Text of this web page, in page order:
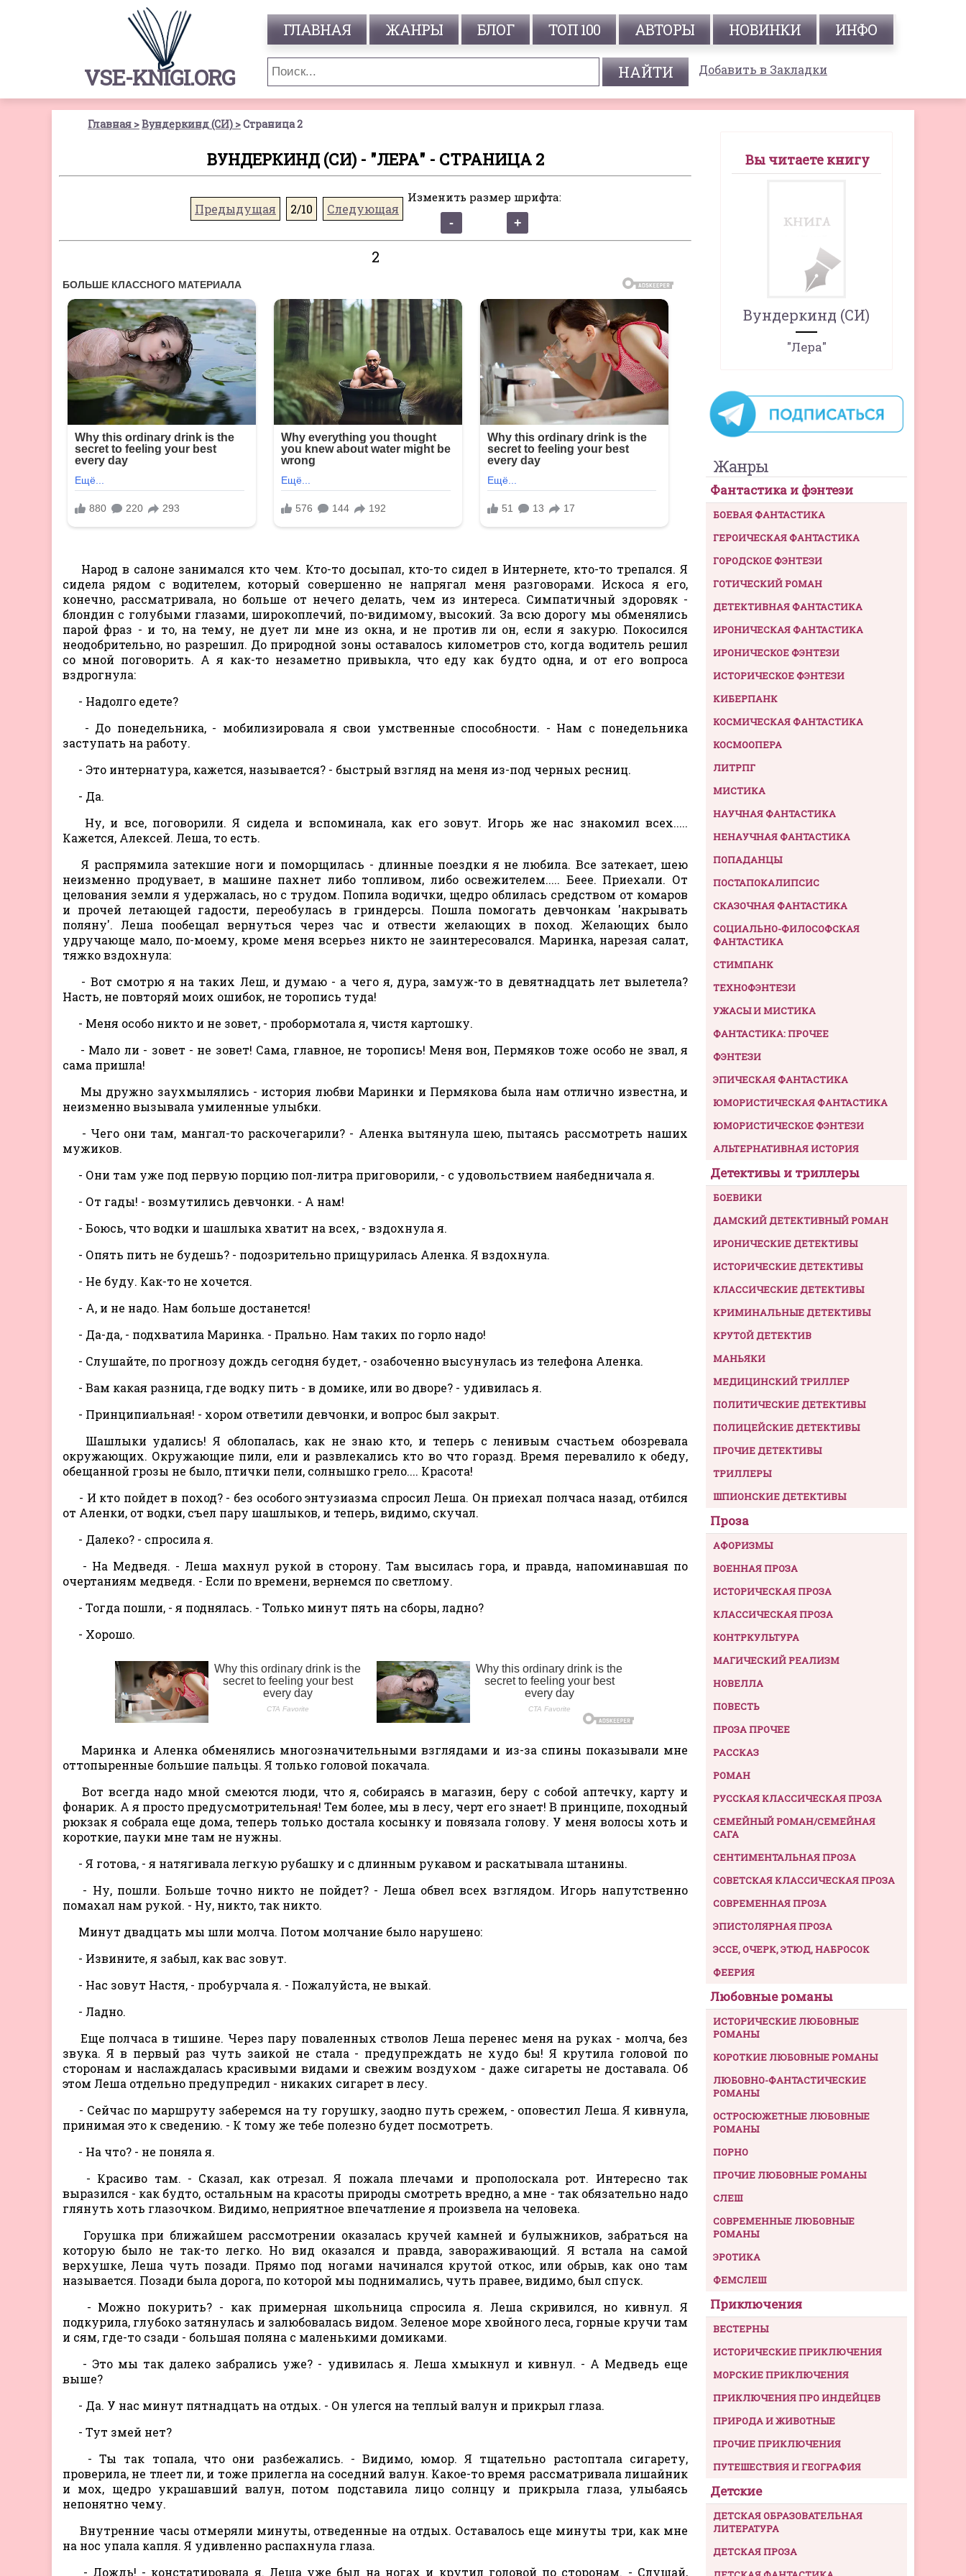
VSE-KNIGI.ORG
ГЛАВНАЯ ЖАНРЫ БЛОГ ТОП 100 АВТОРЫ НОВИНКИ ИНФО
Добавить в Закладки
Главная Вундеркинд (СИ) Страница 2
ВУНДЕРКИНД (СИ) - "ЛЕРА" - СТРАНИЦА 2
Предыдущая 2/10 Следующая
Изменить размер шрифта:
2
Народ в салоне занимался кто чем. Кто-то досыпал, кто-то сидел в Интернете, кто-то трепался. Я
сидела рядом с водителем, который совершенно не напрягал меня разговорами. Искоса я его,
конечно, рассматривала, но больше от нечего делать, чем из интереса. Симпатичный здоровяк -
блондин с голубыми глазами, широкоплечий, по-видимому, высокий. За всю дорогу мы обменялись
парой фраз - и то, на тему, не дует ли мне из окна, и не против ли он, если я закурю. Покосился
неодобрительно, но разрешил. До природной зоны оставалось километров сто, когда водитель решил
со мной поговорить. А я как-то незаметно привыкла, что еду как будто одна, и от его вопроса
вздрогнула:
- Надолго едете?
- До понедельника, - мобилизировала я свои умственные способности. - Нам с понедельника
заступать на работу.
- Это интернатура, кажется, называется? - быстрый взгляд на меня из-под черных ресниц.
- Да.
Ну, и все, поговорили. Я сидела и вспоминала, как его зовут. Игорь же нас знакомил всех.....
Кажется, Алексей. Леша, то есть.
Я распрямила затекшие ноги и поморщилась - длинные поездки я не любила. Все затекает, шею
неизменно продувает, в машине пахнет либо топливом, либо освежителем..... Беее. Приехали. От
целования земли я удержалась, но с трудом. Попила водички, щедро облилась средством от комаров
и прочей летающей гадости, переобулась в гриндерсы. Пошла помогать девчонкам 'накрывать
поляну'. Леша пообещал вернуться через час и отвести желающих в поход. Желающих было
удручающе мало, по-моему, кроме меня всерьез никто не заинтересовался. Маринка, нарезая салат,
тяжко вздохнула:
- Вот смотрю я на таких Леш, и думаю - а чего я, дура, замуж-то в девятнадцать лет вылетела?
Насть, не повторяй моих ошибок, не торопись туда!
- Меня особо никто и не зовет, - пробормотала я, чистя картошку.
- Мало ли - зовет - не зовет! Сама, главное, не торопись! Меня вон, Пермяков тоже особо не звал, я
сама пришла!
Мы дружно заухмылялись - история любви Маринки и Пермякова была нам отлично известна, и
неизменно вызывала умиленные улыбки.
- Чего они там, мангал-то раскочегарили? - Аленка вытянула шею, пытаясь рассмотреть наших
мужиков.
- Они там уже под первую порцию пол-литра приговорили, - с удовольствием наябедничала я.
- От гады! - возмутились девчонки. - А нам!
- Боюсь, что водки и шашлыка хватит на всех, - вздохнула я.
- Опять пить не будешь? - подозрительно прищурилась Аленка. Я вздохнула.
- Не буду. Как-то не хочется.
- А, и не надо. Нам больше достанется!
- Да-да, - подхватила Маринка. - Прально. Нам таких по горло надо!
- Слушайте, по прогнозу дождь сегодня будет, - озабоченно высунулась из телефона Аленка.
- Вам какая разница, где водку пить - в домике, или во дворе? - удивилась я.
- Принципиальная! - хором ответили девчонки, и вопрос был закрыт.
Шашлыки удались! Я облопалась, как не знаю кто, и теперь с ленивым счастьем обозревала
окружающих. Окружающие пили, ели и развлекались кто во что горазд. Время перевалило к обеду,
обещанной грозы не было, птички пели, солнышко грело.... Красота!
- И кто пойдет в поход? - без особого энтузиазма спросил Леша. Он приехал полчаса назад, отбился
от Аленки, от водки, съел пару шашлыков, и теперь, видимо, скучал.
- Далеко? - спросила я.
- На Медведя. - Леша махнул рукой в сторону. Там высилась гора, и правда, напоминавшая по
очертаниям медведя. - Если по времени, вернемся по светлому.
- Тогда пошли, - я поднялась. - Только минут пять на сборы, ладно?
- Хорошо.
Маринка и Аленка обменялись многозначительными взглядами и из-за спины показывали мне
оттопыренные большие пальцы. Я только головой покачала.
Вот всегда надо мной смеются люди, что я, собираясь в магазин, беру с собой аптечку, карту и
фонарик. А я просто предусмотрительная! Тем более, мы в лесу, черт его знает! В принципе, походный
рюкзак я собрала еще дома, теперь только достала косынку и повязала голову. У меня волосы хоть и
короткие, пауки мне там не нужны.
- Я готова, - я натягивала легкую рубашку и с длинным рукавом и раскатывала штанины.
- Ну, пошли. Больше точно никто не пойдет? - Леша обвел всех взглядом. Игорь напутственно
помахал нам рукой. - Ну, никто, так никто.
Минут двадцать мы шли молча. Потом молчание было нарушено:
- Извините, я забыл, как вас зовут.
- Нас зовут Настя, - пробурчала я. - Пожалуйста, не выкай.
- Ладно.
Еще полчаса в тишине. Через пару поваленных стволов Леша перенес меня на руках - молча, без
звука. Я в первый раз чуть заикой не стала - предупреждать не худо бы! Я крутила головой по
сторонам и наслаждалась красивыми видами и свежим воздухом - даже сигареты не доставала. Об
этом Леша отдельно предупредил - никаких сигарет в лесу.
- Сейчас по маршруту заберемся на ту горушку, заодно путь срежем, - оповестил Леша. Я кивнула,
принимая это к сведению. - К тому же тебе полезно будет посмотреть.
- На что? - не поняла я.
- Красиво там. - Сказал, как отрезал. Я пожала плечами и прополоскала рот. Интересно так
выразился - как будто, остальным на красоты природы смотреть вредно, а мне - так обязательно надо
глянуть хоть глазочком. Видимо, неприятное впечатление я произвела на человека.
Горушка при ближайшем рассмотрении оказалась кручей камней и булыжников, забраться на
которую было не так-то легко. Но вид оказался и правда, завораживающий. Я встала на самой
верхушке, Леша чуть позади. Прямо под ногами начинался крутой откос, или обрыв, как оно там
называется. Позади была дорога, по которой мы поднимались, чуть правее, видимо, был спуск.
- Можно покурить? - как примерная школьница спросила я. Леша скривился, но кивнул. Я
подкурила, глубоко затянулась и залюбовалась видом. Зеленое море хвойного леса, горные кручи там
и сям, где-то сзади - большая поляна с маленькими домиками.
- Это мы так далеко забрались уже? - удивилась я. Леша хмыкнул и кивнул. - А Медведь еще
выше?
- Да. У нас минут пятнадцать на отдых. - Он улегся на теплый валун и прикрыл глаза.
- Тут змей нет?
- Ты так топала, что они разбежались. - Видимо, юмор. Я тщательно растоптала сигарету,
проверила, не тлеет ли, и тоже прилегла на соседний валун. Какое-то время рассматривала лишайник
и мох, щедро украшавший валун, потом подставила лицо солнцу и прикрыла глаза, улыбаясь
непонятно чему.
Внутренние часы отмеряли минуты, отведенные на отдых. Оставалось еще минуты три, как мне
на нос упала капля. Я удивленно распахнула глаза.
- Дождь! - констатировала я. Леша уже был на ногах и крутил головой по сторонам. - Слушай,
Вы читаете книгу
Вундеркинд (СИ)
"Лера"
Жанры
Фантастика и фэнтези
БОЕВАЯ ФАНТАСТИКА
ГЕРОИЧЕСКАЯ ФАНТАСТИКА
ГОРОДСКОЕ ФЭНТЕЗИ
ГОТИЧЕСКИЙ РОМАН
ДЕТЕКТИВНАЯ ФАНТАСТИКА
ИРОНИЧЕСКАЯ ФАНТАСТИКА
ИРОНИЧЕСКОЕ ФЭНТЕЗИ
ИСТОРИЧЕСКОЕ ФЭНТЕЗИ
КИБЕРПАНК
КОСМИЧЕСКАЯ ФАНТАСТИКА
КОСМООПЕРА
ЛИТРПГ
МИСТИКА
НАУЧНАЯ ФАНТАСТИКА
НЕНАУЧНАЯ ФАНТАСТИКА
ПОПАДАНЦЫ
ПОСТАПОКАЛИПСИС
СКАЗОЧНАЯ ФАНТАСТИКА
СОЦИАЛЬНО-ФИЛОСОФСКАЯ
ФАНТАСТИКА
СТИМПАНК
ТЕХНОФЭНТЕЗИ
УЖАСЫ И МИСТИКА
ФАНТАСТИКА: ПРОЧЕЕ
ФЭНТЕЗИ
ЭПИЧЕСКАЯ ФАНТАСТИКА
ЮМОРИСТИЧЕСКАЯ ФАНТАСТИКА
ЮМОРИСТИЧЕСКОЕ ФЭНТЕЗИ
АЛЬТЕРНАТИВНАЯ ИСТОРИЯ
Детективы и триллеры
БОЕВИКИ
ДАМСКИЙ ДЕТЕКТИВНЫЙ РОМАН
ИРОНИЧЕСКИЕ ДЕТЕКТИВЫ
ИСТОРИЧЕСКИЕ ДЕТЕКТИВЫ
КЛАССИЧЕСКИЕ ДЕТЕКТИВЫ
КРИМИНАЛЬНЫЕ ДЕТЕКТИВЫ
КРУТОЙ ДЕТЕКТИВ
МАНЬЯКИ
МЕДИЦИНСКИЙ ТРИЛЛЕР
ПОЛИТИЧЕСКИЕ ДЕТЕКТИВЫ
ПОЛИЦЕЙСКИЕ ДЕТЕКТИВЫ
ПРОЧИЕ ДЕТЕКТИВЫ
ТРИЛЛЕРЫ
ШПИОНСКИЕ ДЕТЕКТИВЫ
Проза
АФОРИЗМЫ
ВОЕННАЯ ПРОЗА
ИСТОРИЧЕСКАЯ ПРОЗА
КЛАССИЧЕСКАЯ ПРОЗА
КОНТРКУЛЬТУРА
МАГИЧЕСКИЙ РЕАЛИЗМ
НОВЕЛЛА
ПОВЕСТЬ
ПРОЗА ПРОЧЕЕ
РАССКАЗ
РОМАН
РУССКАЯ КЛАССИЧЕСКАЯ ПРОЗА
СЕМЕЙНЫЙ РОМАН/СЕМЕЙНАЯ
САГА
СЕНТИМЕНТАЛЬНАЯ ПРОЗА
СОВЕТСКАЯ КЛАССИЧЕСКАЯ ПРОЗА
СОВРЕМЕННАЯ ПРОЗА
ЭПИСТОЛЯРНАЯ ПРОЗА
ЭССЕ, ОЧЕРК, ЭТЮД, НАБРОСОК
ФЕЕРИЯ
Любовные романы
ИСТОРИЧЕСКИЕ ЛЮБОВНЫЕ
РОМАНЫ
КОРОТКИЕ ЛЮБОВНЫЕ РОМАНЫ
ЛЮБОВНО-ФАНТАСТИЧЕСКИЕ
РОМАНЫ
ОСТРОСЮЖЕТНЫЕ ЛЮБОВНЫЕ
РОМАНЫ
ПОРНО
ПРОЧИЕ ЛЮБОВНЫЕ РОМАНЫ
СЛЕШ
СОВРЕМЕННЫЕ ЛЮБОВНЫЕ
РОМАНЫ
ЭРОТИКА
ФЕМСЛЕШ
Приключения
ВЕСТЕРНЫ
ИСТОРИЧЕСКИЕ ПРИКЛЮЧЕНИЯ
МОРСКИЕ ПРИКЛЮЧЕНИЯ
ПРИКЛЮЧЕНИЯ ПРО ИНДЕЙЦЕВ
ПРИРОДА И ЖИВОТНЫЕ
ПРОЧИЕ ПРИКЛЮЧЕНИЯ
ПУТЕШЕСТВИЯ И ГЕОГРАФИЯ
Детские
ДЕТСКАЯ ОБРАЗОВАТЕЛЬНАЯ
ЛИТЕРАТУРА
ДЕТСКАЯ ПРОЗА